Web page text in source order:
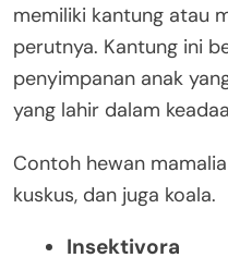
memiliki kantung atau
perutnya. Kantung ini
penyimpanan anak
yang lahir dalam
Contoh hewan
kuskus, dan juga koala.
Insektivora